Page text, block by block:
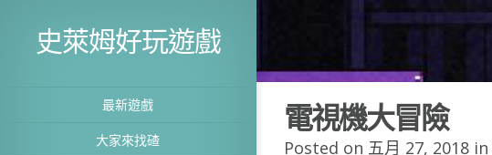
史萊姆好玩遊戲
最新遊戲
大家來找碴
電視機大冒險
Posted on 五月 27, 2018 in